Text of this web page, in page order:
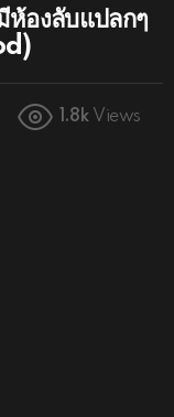
ห้องลับแปลกๆ
1.8k Views